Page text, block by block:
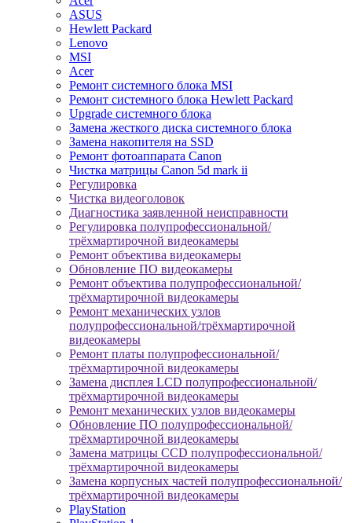
ASUS
Hewlett Packard
Lenovo
MSI
Acer
Ремонт системного блока MSI
Ремонт системного блока Hewlett Packard
Upgrade системного блока
Замена жесткого диска системного блока
Замена накопителя на SSD
Ремонт фотоаппарата Canon
Чистка матрицы Canon 5d mark ii
Регулировка
Чистка видеоголовок
Диагностика заявленной неисправности
Регулировка полупрофессиональной/
трёхмартирочной видеокамеры
Ремонт объектива видеокамеры
Обновление ПО видеокамеры
Ремонт объектива полупрофессиональной/
трёхмартирочной видеокамеры
Ремонт механических узлов
полупрофессиональной/трёхмартирочной
видеокамеры
Ремонт платы полупрофессиональной/
трёхмартирочной видеокамеры
Замена дисплея LCD полупрофессиональной/
трёхмартирочной видеокамеры
Ремонт механических узлов видеокамеры
Обновление ПО полупрофессиональной/
трёхмартирочной видеокамеры
Замена матрицы CCD полупрофессиональной/
трёхмартирочной видеокамеры
Замена корпусных частей полупрофессиональной/
трёхмартирочной видеокамеры
PlayStation